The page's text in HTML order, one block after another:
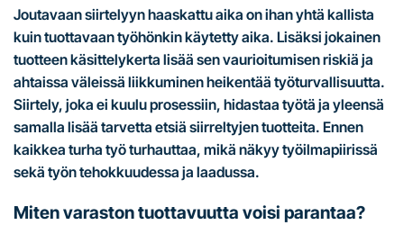
Joutavaan siirtelyyn haaskattu aika on ihan yhtä kallista
kuin tuottavaan työhönkin käytetty aika. Lisäksi jokainen
tuotteen käsittelykerta lisää sen vaurioitumisen riskiä ja
ahtaissa väleissä liikkuminen heikentää työturvallisuutta.
Siirtely, joka ei kuulu prosessiin, hidastaa työtä ja yleensä
samalla lisää tarvetta etsiä siirreltyjen tuotteita. Ennen
kaikkea turha työ turhauttaa, mikä näkyy työilmapiirissä
sekä työn tehokkuudessa ja laadussa.
Miten varaston tuottavuutta voisi parantaa?